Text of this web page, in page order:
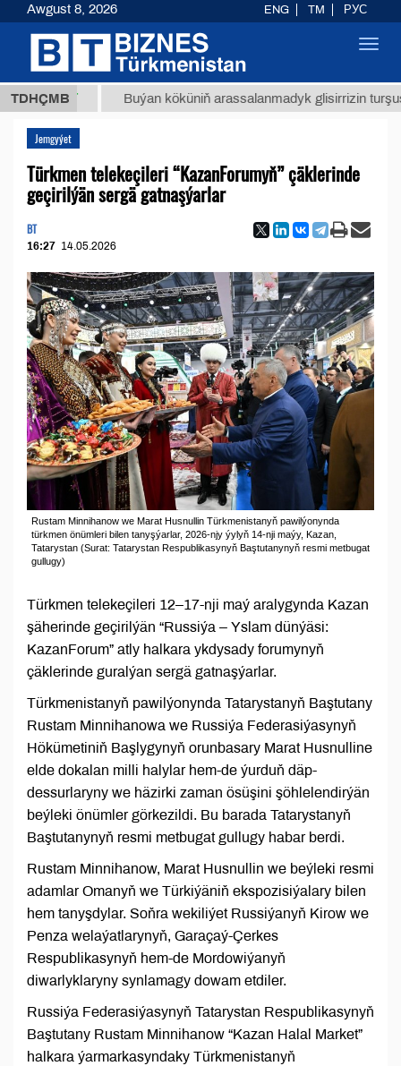
TDHÇMB
ТМТ Buýan köküniň arassalanmadyk glisirrizin turşusy (t.)
Jemgyýet
Türkmen telekeçileri “KazanForumyň” çäklerinde
geçirilýän sergä gatnaşýarlar
BT
16:27 14.05.2026
Rustam Minnihanow we Marat Husnullin Türkmenistanyň pawilýonynda
türkmen önümleri bilen tanyşýarlar, 2026-njy ýylyň 14-nji maýy, Kazan,
Tatarystan (Surat: Tatarystan Respublikasynyň Baştutanynyň resmi metbugat
gullugy)
Türkmen telekeçileri 12–17-nji maý aralygynda Kazan
şäherinde geçirilýän “Russiýa – Yslam dünýäsi:
KazanForum” atly halkara ykdysady forumynyň
çäklerinde guralýan sergä gatnaşýarlar.
Türkmenistanyň pawilýonynda Tatarystanyň Baştutany
Rustam Minnihanowa we Russiýa Federasiýasynyň
Hökümetiniň Başlygynyň orunbasary Marat Husnulline
elde dokalan milli halylar hem-de ýurduň däp-
dessurlaryny we häzirki zaman ösüşini şöhlelendirýän
beýleki önümler görkezildi. Bu barada Tatarystanyň
Baştutanynyň resmi metbugat gullugy habar berdi.
Rustam Minnihanow, Marat Husnullin we beýleki resmi
adamlar Omanyň we Türkiýäniň ekspozisiýalary bilen
hem tanyşdylar. Soňra wekiliýet Russiýanyň Kirow we
Penza welaýatlarynyň, Garaçaý-Çerkes
Respublikasynyň hem-de Mordowiýanyň
diwarlyklaryny synlamagy dowam etdiler.
Russiýa Federasiýasynyň Tatarystan Respublikasynyň
Baştutany Rustam Minnihanow “Kazan Halal Market”
halkara ýarmarkasyndaky Türkmenistanyň
Awgust 8, 2026 ENG TM РУС